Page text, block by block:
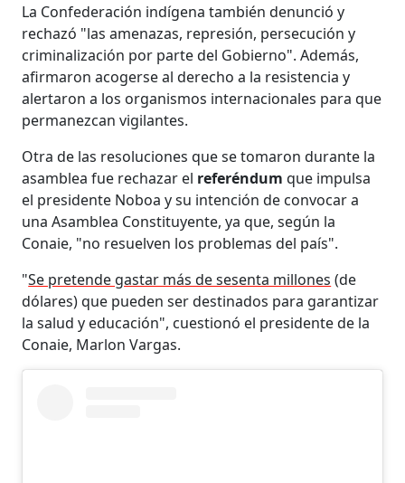
La Confederación indígena también denunció y
rechazó "las amenazas, represión, persecución y
criminalización por parte del Gobierno". Además,
afirmaron acogerse al derecho a la resistencia y
alertaron a los organismos internacionales para que
permanezcan vigilantes.
Otra de las resoluciones que se tomaron durante la
asamblea fue rechazar el referéndum que impulsa
el presidente Noboa y su intención de convocar a
una Asamblea Constituyente, ya que, según la
Conaie, "no resuelven los problemas del país".
"Se pretende gastar más de sesenta millones (de
dólares) que pueden ser destinados para garantizar
la salud y educación", cuestionó el presidente de la
Conaie, Marlon Vargas.